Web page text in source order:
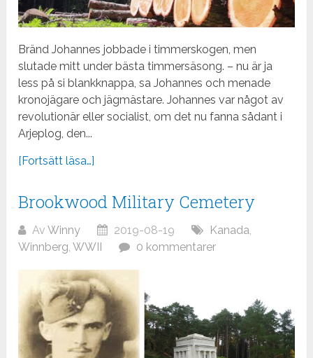
Bränd Johannes jobbade i timmerskogen, men
slutade mitt under bästa timmersäsong. – nu är ja
less på si blankknappa, sa Johannes och menade
kronojägare och jägmästare. Johannes var något av
revolutionär eller socialist, om det nu fanna sådant i
Arjeplog, den...
[Fortsätt läsa…]
Brookwood Military Cemetery
AvWinny 2019-08-19 Kanada,
Winnberg,WWII 0 kommentarer